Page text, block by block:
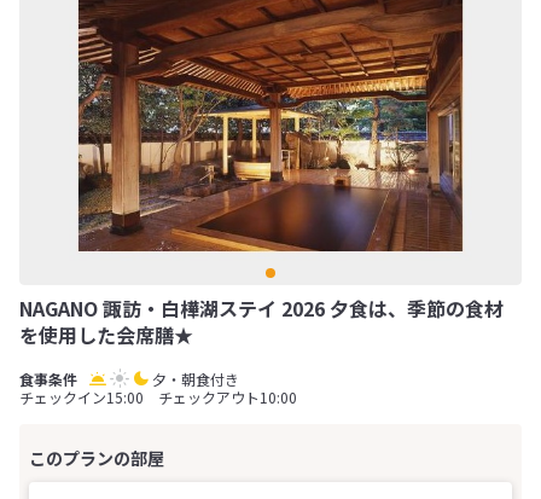
NAGANO 諏訪・白樺湖ステイ 2026 夕食は、季節の食材
を使用した会席膳★
夕・朝食付き
チェックイン15:00 チェックアウト10:00